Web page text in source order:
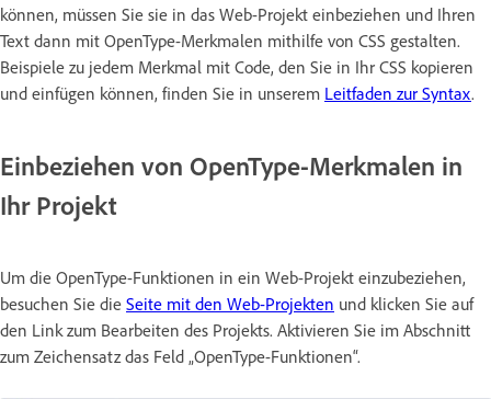
können, müssen Sie sie in das Web-Projekt einbeziehen und Ihren
Text dann mit OpenType-Merkmalen mithilfe von CSS gestalten.
Beispiele zu jedem Merkmal mit Code, den Sie in Ihr CSS kopieren
und einfügen können, finden Sie in unserem Leitfaden zur Syntax.
Einbeziehen von OpenType-Merkmalen in
Ihr Projekt
Um die OpenType-Funktionen in ein Web-Projekt einzubeziehen,
besuchen Sie die Seite mit den Web-Projekten und klicken Sie auf
den Link zum Bearbeiten des Projekts. Aktivieren Sie im Abschnitt
zum Zeichensatz das Feld „OpenType-Funktionen“.